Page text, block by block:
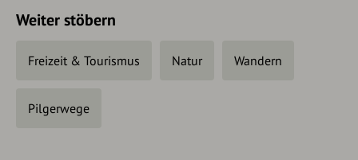
Weiter stöbern
Freizeit & Tourismus Natur Wandern
Pilgerwege